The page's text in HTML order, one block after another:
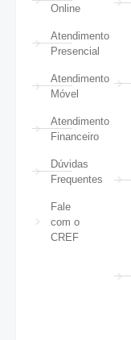
Online
Atendimento
Presencial
Atendimento
Móvel
Atendimento
Financeiro
Dúvidas
Frequentes
Fale
com o
CREF